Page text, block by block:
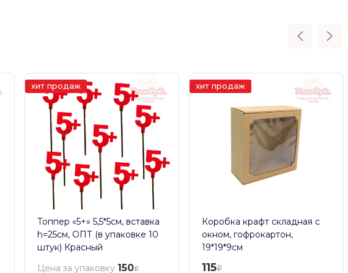
хит продаж
Топпер «5+» 5,5*5см, вставка
h=25см, ОПТ (в упаковке 10
штук) Красный
Цена за упаковку 150
хит продаж
Коробка крафт складная с
окном, гофрокартон,
19*19*9см
115